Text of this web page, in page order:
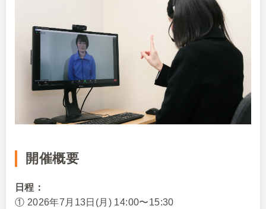
開催概要
日程：
① 2026年7月13日(月) 14:00〜15:30